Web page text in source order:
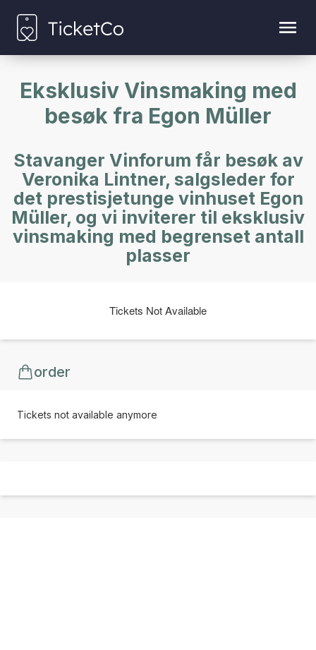
Eksklusiv Vinsmaking med
besøk fra Egon Müller
Stavanger Vinforum får besøk av
Veronika Lintner, salgsleder for
det prestisjetunge vinhuset Egon
Müller, og vi inviterer til eksklusiv
vinsmaking med begrenset antall
plasser
Tickets Not Available
order
Tickets not available anymore